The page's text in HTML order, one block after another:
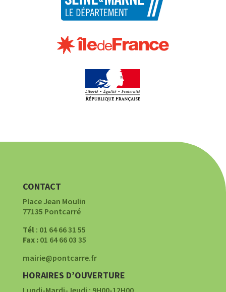
CONTACT
Place Jean Moulin
77135 Pontcarré
Tél: 01 64 66 31 55
Fax :01 64 66 03 35
mairie@pontcarre.fr
HORAIRES D’OUVERTURE
Lundi-Mardi-Jeudi : 9H00-12H00